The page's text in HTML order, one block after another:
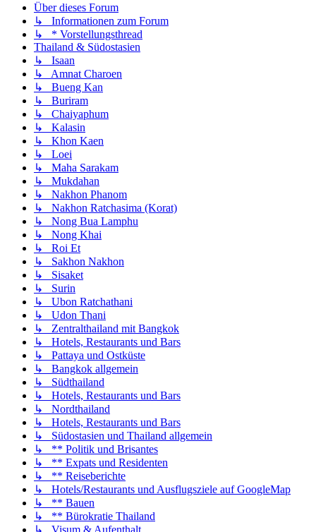
Über dieses Forum
↳ Informationen zum Forum
↳ * Vorstellungsthread
Thailand & Südostasien
↳ Isaan
↳ Amnat Charoen
↳ Bueng Kan
↳ Buriram
↳ Chaiyaphum
↳ Kalasin
↳ Khon Kaen
↳ Loei
↳ Maha Sarakam
↳ Mukdahan
↳ Nakhon Phanom
↳ Nakhon Ratchasima (Korat)
↳ Nong Bua Lamphu
↳ Nong Khai
↳ Roi Et
↳ Sakhon Nakhon
↳ Sisaket
↳ Surin
↳ Ubon Ratchathani
↳ Udon Thani
↳ Zentralthailand mit Bangkok
↳ Hotels, Restaurants und Bars
↳ Pattaya und Ostküste
↳ Bangkok allgemein
↳ Südthailand
↳ Hotels, Restaurants und Bars
↳ Nordthailand
↳ Hotels, Restaurants und Bars
↳ Südostasien und Thailand allgemein
↳ ** Politik und Brisantes
↳ ** Expats und Residenten
↳ ** Reiseberichte
↳ Hotels/Restaurants und Ausflugsziele auf GoogleMap
↳ ** Bauen
↳ ** Bürokratie Thailand
↳ Visum & Aufenthalt